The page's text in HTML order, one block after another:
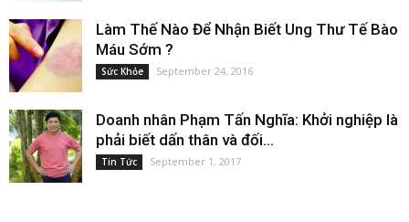
Làm Thế Nào Để Nhận Biết Ung Thư Tế Bào
Máu Sớm ?
Sức Khỏe September 24, 2016
Doanh nhân Phạm Tấn Nghĩa: Khởi nghiệp là
phải biết dấn thân và đối...
Tin Tức September 1, 2017